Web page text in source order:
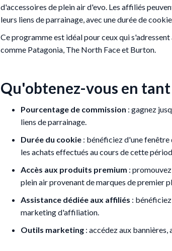
d'accessoires de plein air d'evo. Les affiliés
leurs liens de parrainage, avec une durée de
Ce programme est idéal pour ceux qui
comme Patagonia, The North Face et Burton.
Qu'obtenez-vous en
Pourcentage de commission : gagnez
liens de parrainage.
Durée du cookie : bénéficiez d'une fenêtre
les achats effectués au cours de cette
Accès aux produits premium :
plein air provenant de marques de premier
Assistance dédiée aux affiliés :
marketing d'affiliation.
Outils marketing : accédez aux